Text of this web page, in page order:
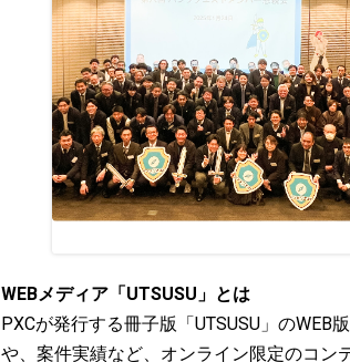
WEBメディア「UTSUSU」とは
PXCが発行する冊子版「UTSUSU」の
や、案件実績など、オンライン限定のコン